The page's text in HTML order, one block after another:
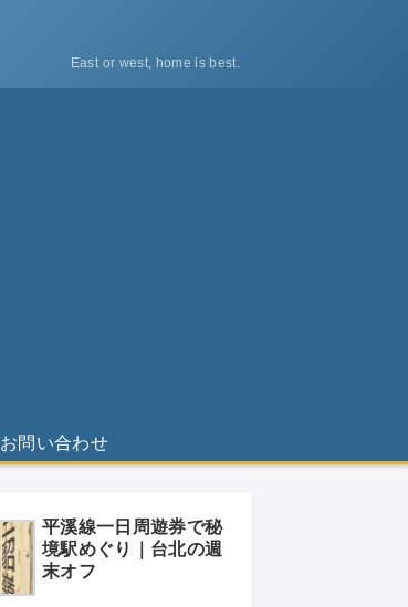
East or west, home is best.
お問い合わせ
平溪線一日周遊券で秘
境駅めぐり｜台北の週
末オフ